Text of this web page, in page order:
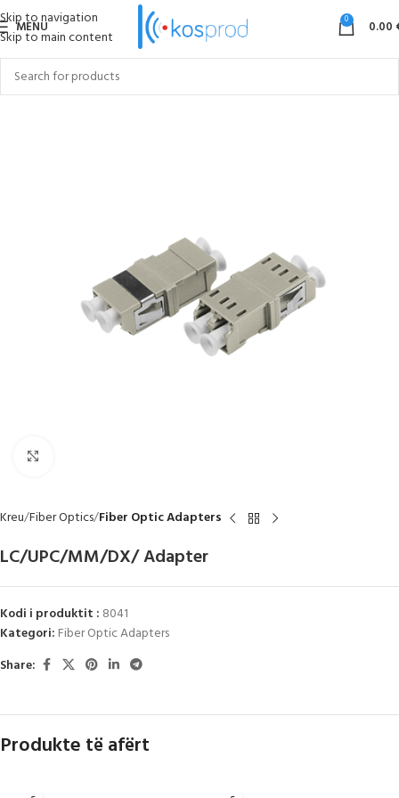
Skip to navigation
Skip to main content
MENU 0 0.00
Kreu Fiber Optics Fiber Optic Adapters
LC/UPC/MM/DX/ Adapter
Kodi i produktit : 8041
Kategori: Fiber Optic Adapters
Share:
Produkte të afërt